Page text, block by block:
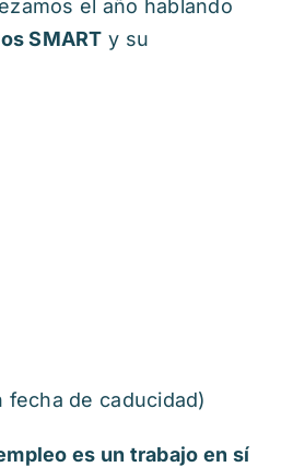
el año hablando
SMART y su
de caducidad)
es un trabajo en sí